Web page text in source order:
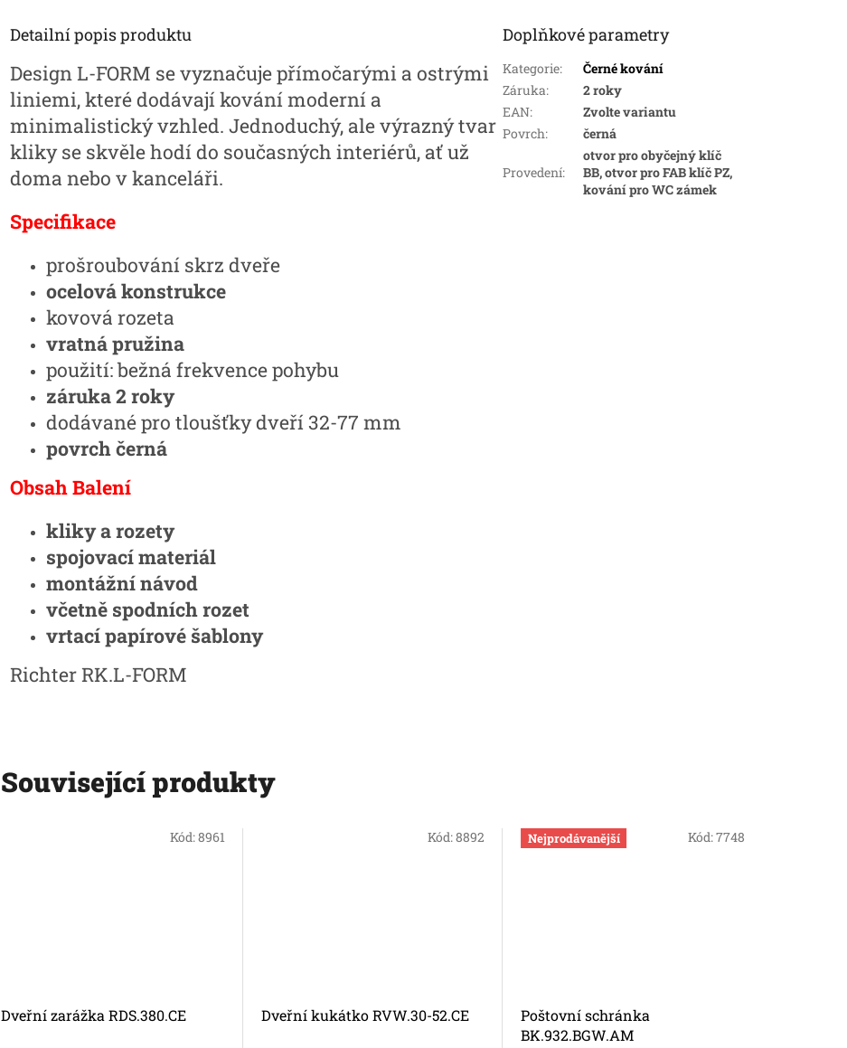
Detailní popis produktu
Design L-FORM se vyznačuje přímočarými a ostrými
liniemi, které dodávají kování moderní a
minimalistický vzhled. Jednoduchý, ale výrazný tvar
kliky se skvěle hodí do současných interiérů, ať už
doma nebo v kanceláři.
Specifikace
prošroubování skrz dveře
ocelová konstrukce
kovová rozeta
vratná pružina
použití: bežná frekvence pohybu
záruka 2 roky
dodávané pro tloušťky dveří 32-77 mm
povrch černá
Obsah Balení
kliky a rozety
spojovací materiál
montážní návod
včetně spodních rozet
vrtací papírové šablony
RichterRK.L-FORM
Doplňkové parametry
Kategorie:
Černé kování
Záruka:
2 roky
EAN:
Zvolte variantu
Povrch: černá
Provedení:
otvor pro obyčejný klíč
BB, otvor pro FAB klíč PZ,
kování pro WC zámek
Související produkty
Dveřní zarážka RDS.380.CE
Kód:8961
Dveřní kukátko RVW.30-52.CE
Kód:8892 Nejprodávanější
Poštovní schránka
BK.932.BGW.AM
Kód:7748